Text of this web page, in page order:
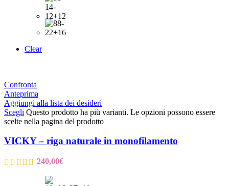
Clear
Confronta
Anteprima
Aggiungi alla lista dei desideri
Scegli Questo prodotto ha più varianti. Le opzioni possono essere
scelte nella pagina del prodotto
VICKY – riga naturale in monofilamento
240,00€